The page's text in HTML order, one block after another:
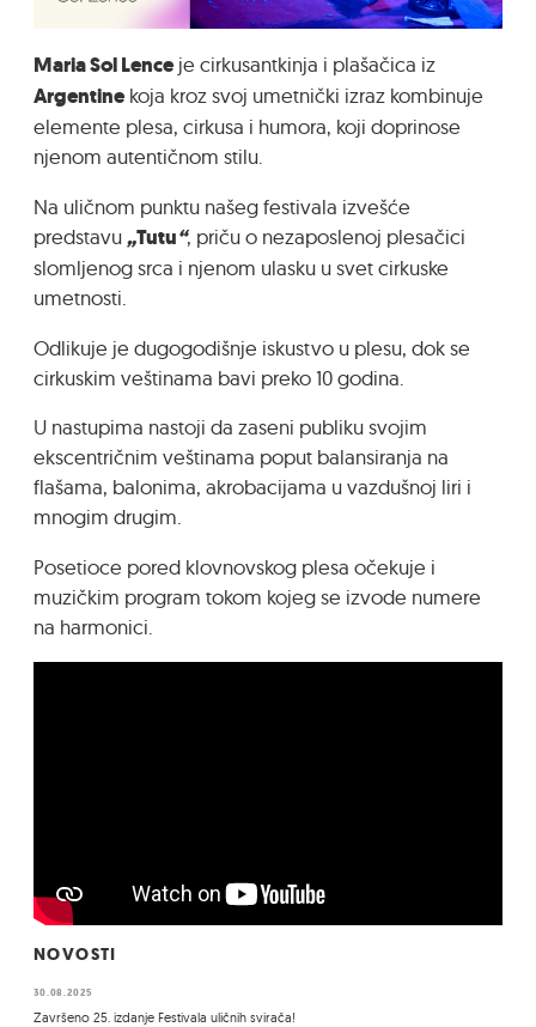
Maria Sol Lenceje cirkusantkinja i plašačica iz
Argentinekoja kroz svoj umetnički izraz kombinuje
elemente plesa, cirkusa i humora, koji doprinose
njenom autentičnom stilu.
Na uličnom punktu našeg festivala izvešće
predstavu„Tutu“, priču o nezaposlenoj plesačici
slomljenog srca i njenom ulasku u svet cirkuske
umetnosti.
Odlikuje je dugogodišnje iskustvo u plesu, dok se
cirkuskim veštinama bavi preko 10 godina.
U nastupima nastoji da zaseni publiku svojim
ekscentričnim veštinama poput balansiranja na
flašama, balonima, akrobacijama u vazdušnoj liri i
mnogim drugim.
Posetioce pored klovnovskog plesa očekuje i
muzičkim program tokom kojeg se izvode numere
na harmonici.
NOVOSTI
30.08.2025
Završeno 25. izdanje Festivala uličnih svirača!